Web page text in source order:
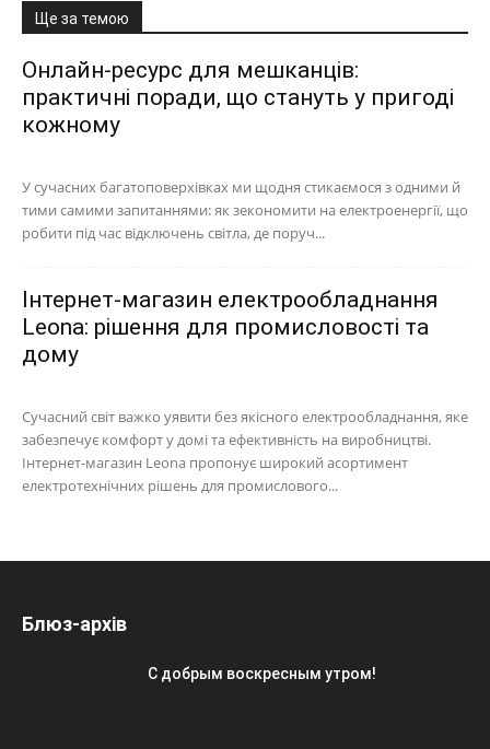
Ще за темою
Онлайн-ресурс для мешканців:
практичні поради, що стануть у пригоді
кожному
У сучасних багатоповерхівках ми щодня стикаємося з одними й
тими самими запитаннями: як зекономити на електроенергії, що
робити під час відключень світла, де поруч...
Інтернет-магазин електрообладнання
Leona: рішення для промисловості та
дому
Сучасний світ важко уявити без якісного електрообладнання, яке
забезпечує комфорт у домі та ефективність на виробництві.
Інтернет-магазин Leona пропонує широкий асортимент
електротехнічних рішень для промислового...
Блюз-архів
С добрым воскресным утром!